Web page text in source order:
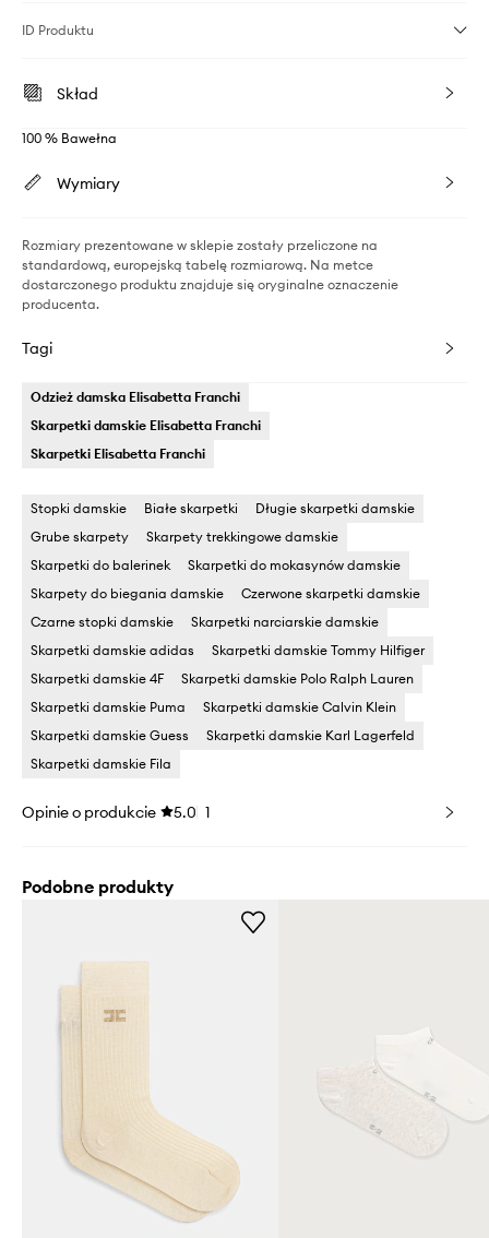
ID Produktu
Skład
100 % Bawełna
Wymiary
Rozmiary prezentowane w sklepie zostały przeliczone na
standardową, europejską tabelę rozmiarową. Na metce
dostarczonego produktu znajduje się oryginalne oznaczenie
producenta.
Tagi
Odzież damska Elisabetta Franchi
Skarpetki damskie Elisabetta Franchi
Skarpetki Elisabetta Franchi
Stopki damskie Białe skarpetki
Długie skarpetki damskie
Grube skarpety
Skarpety trekkingowe damskie
Skarpetki do balerinek
Skarpetki do mokasynów damskie
Skarpety do biegania damskie
Czerwone skarpetki damskie
Czarne stopki damskie
Skarpetki narciarskie damskie
Skarpetki damskie adidas
Skarpetki damskie Tommy Hilfiger
Skarpetki damskie 4F
Skarpetki damskie Polo Ralph Lauren
Skarpetki damskie Puma
Skarpetki damskie Calvin Klein
Skarpetki damskie Guess
Skarpetki damskie Karl Lagerfeld
Skarpetki damskie Fila
Opinie o produkcie 5.0 1
Podobne produkty